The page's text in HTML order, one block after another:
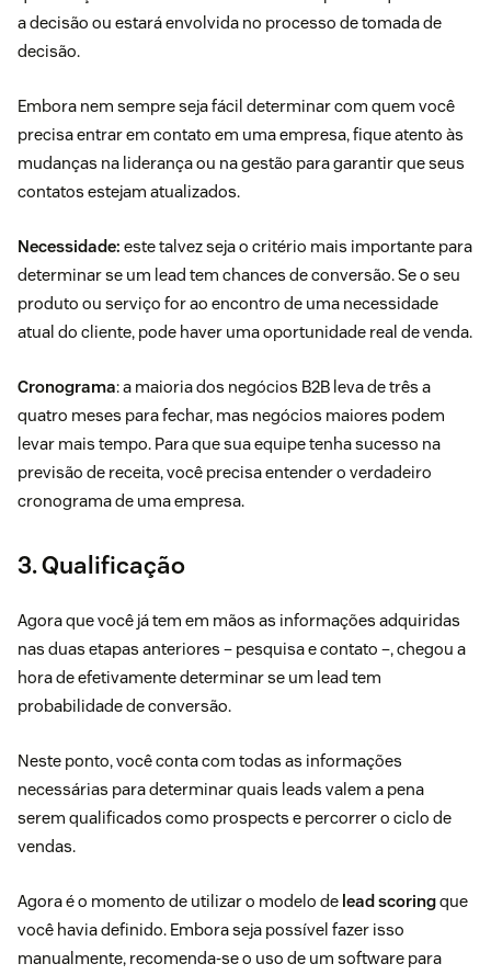
a decisão ou estará envolvida no processo de tomada de
decisão.
Embora nem sempre seja fácil determinar com quem você
precisa entrar em contato em uma empresa, fique atento às
mudanças na liderança ou na gestão para garantir que seus
contatos estejam atualizados.
Necessidade: este talvez seja o critério mais importante para
determinar se um lead tem chances de conversão. Se o seu
produto ou serviço for ao encontro de uma necessidade
atual do cliente, pode haver uma oportunidade real de venda.
Cronograma: a maioria dos negócios B2B leva de três a
quatro meses para fechar, mas negócios maiores podem
levar mais tempo. Para que sua equipe tenha sucesso na
previsão de receita, você precisa entender o verdadeiro
cronograma de uma empresa.
3. Qualificação
Agora que você já tem em mãos as informações adquiridas
nas duas etapas anteriores – pesquisa e contato –, chegou a
hora de efetivamente determinar se um lead tem
probabilidade de conversão.
Neste ponto, você conta com todas as informações
necessárias para determinar quais leads valem a pena
serem qualificados como prospects e percorrer o ciclo de
vendas.
Agora é o momento de utilizar o modelo de lead scoringque
você havia definido. Embora seja possível fazer isso
manualmente, recomenda-se o uso de um software para